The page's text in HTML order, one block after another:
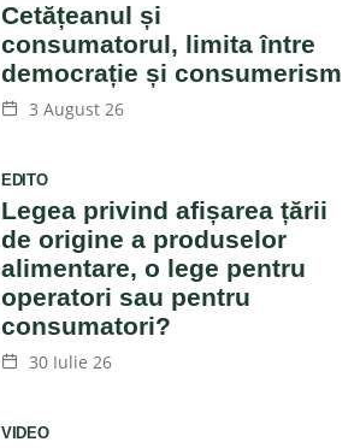
Cetățeanul și
consumatorul, limita între
democrație și consumerism
3 August 26
EDITO
Legea privind afișarea țării
de origine a produselor
alimentare, o lege pentru
operatori sau pentru
consumatori?
30 Iulie 26
VIDEO